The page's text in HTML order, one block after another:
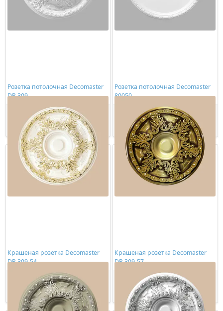
Розетка потолочная Decomaster
DR 309
4549,00 ₽/шт
Купить
Розетка потолочная Decomaster
80050
5696,00 ₽/шт
Купить
Крашеная розетка Decomaster
DR 309-54
16720,00 ₽/шт
Купить
Крашеная розетка Decomaster
DR 309-57
23035,00 ₽/шт
Купить